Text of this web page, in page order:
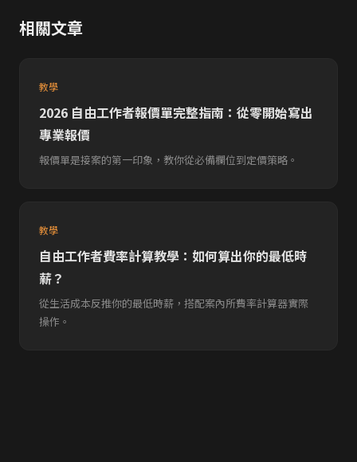
相關文章
教學
2026 自由工作者報價單完整指南：從零開始寫出
專業報價
報價單是接案的第一印象，教你從必備欄位到定價策略。
教學
自由工作者費率計算教學：如何算出你的最低時
薪？
從生活成本反推你的最低時薪，搭配案內所費率計算器實際
操作。